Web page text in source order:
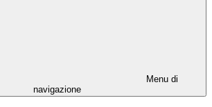
Menu di
navigazione